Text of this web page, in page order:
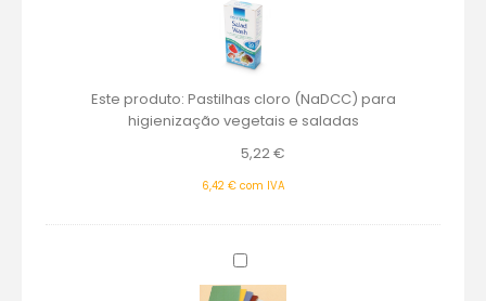
(NaDCC)
para
higienização
vegetais
e
saladas
Este produto: Pastilhas cloro (NaDCC) para
higienização vegetais e saladas
5,22€
6,42 €com IVA
Tábua
de